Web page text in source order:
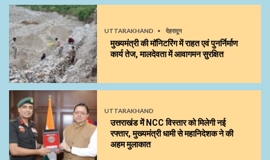
UTTARAKHAND देहरादून
मुख्यमंत्री की मॉनिटरिंग में राहत एवं पुनर्निर्माण
कार्य तेज, मालदेवता में आवागमन सुरक्षित
UTTARAKHAND
उत्तराखंड में NCC विस्तार को मिलेगी नई
रफ्तार, मुख्यमंत्री धामी से महानिदेशक ने की
अहम मुलाकात